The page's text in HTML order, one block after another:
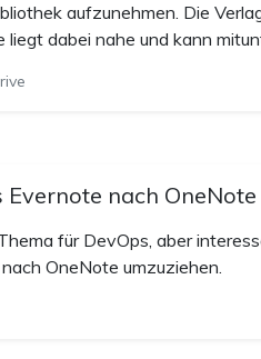
aufzunehmen. Die
dabei nahe und kann
Evernote nach
für DevOps, aber
OneNote umzuziehen.